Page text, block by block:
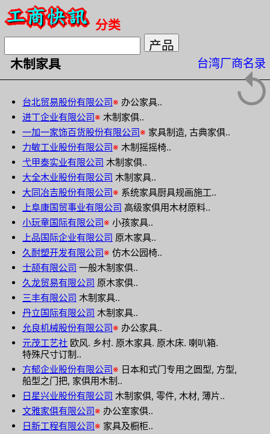
分类
木制家具 台湾厂商名录
台北贸易股份有限公司※ 办公家具..
进丁企业有限公司※ 木制家俱..
一加一家饰百货股份有限公司※ 家具制造, 古典家俱..
力敏工业股份有限公司※ 木制摇摇椅..
弋甲泰实业有限公司 木制家俱..
大全木业股份有限公司 木制家具..
大同冶吉股份有限公司※ 系统家具厨具规画施工..
上阜康国贸事业有限公司 高级家俱用木材原料..
小玩童国际有限公司※ 小孩家具..
上品国际企业有限公司 原木家具..
久耐塑开发有限公司※ 仿木公园椅..
士颉有限公司 一般木制家俱..
久龙贸易有限公司 原木家俱..
三丰有限公司 木制家具..
丹立国际有限公司 木制家具..
允良机械股份有限公司※ 办公家具..
元茂工艺社 欧风. 乡村. 原木家具. 原木床. 喇叭箱.
特殊尺寸订制..
方郁企业股份有限公司※ 日本和式门专用之圆型, 方型,
船型之门把, 家俱用木制..
日星兴业股份有限公司 木制家俱, 零件, 木材, 薄片..
文雅家俱有限公司※ 办公室家俱..
日新工程有限公司※ 家具及橱柜..
↺